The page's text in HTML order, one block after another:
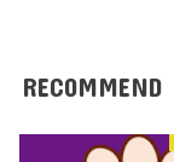
RECOMMEND